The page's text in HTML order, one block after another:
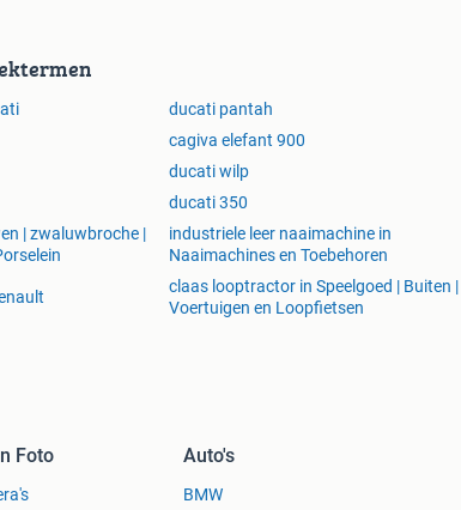
ducati pantah
cagiva elefant 900
ducati wilp
ducati 350
| zwaluwbroche |
industriele leer naaimachine in
Naaimachines en Toebehoren
claas looptractor in Speelgoed | Buiten |
Voertuigen en Loopfietsen
Foto Auto's
BMW